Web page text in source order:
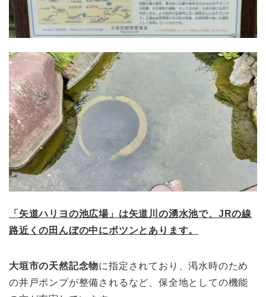
「矢道ハリヨの池広場」は矢道川の湧水池で、JRの線
路近くの田んぼの中にポツンとあります。
大垣市の天然記念物に指定されており、渇水時のため
の井戸ポンプが整備されるなど、保全地としての機能